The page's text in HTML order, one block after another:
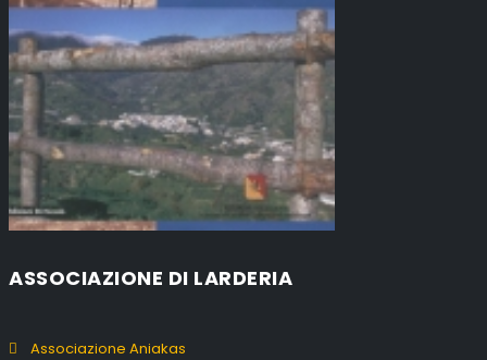
ASSOCIAZIONE DI LARDERIA
Associazione Aniakas